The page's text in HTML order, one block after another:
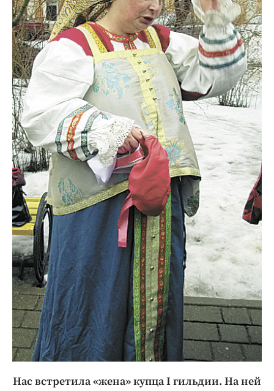
Нас встретила «жена» купца I гильдии. На ней